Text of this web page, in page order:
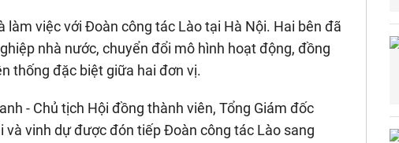
việc với Đoàn công tác Lào tại Hà Nội. Hai bên đã
nhà nước, chuyển đổi mô hình hoạt động, đồng
thống đặc biệt giữa hai đơn vị.
- Chủ tịch Hội đồng thành viên, Tổng Giám đốc
vinh dự được đón tiếp Đoàn công tác Lào sang